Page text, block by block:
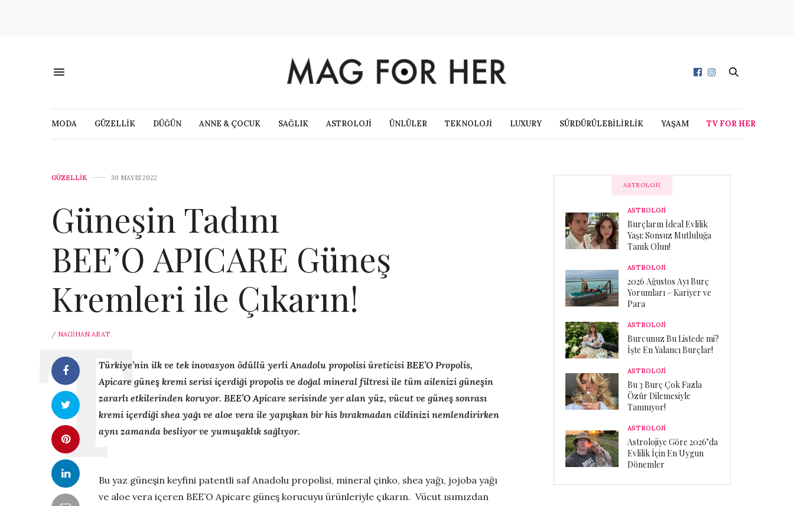
MODA GÜZELLİK DÜĞÜN ANNE & ÇOCUK SAĞLIK ASTROLOJİ ÜNLÜLER TEKNOLOJİ LUXURY SÜRDÜRÜLEBİLİRLİK YAŞAM TV FOR HER
GÜZELLİK 30 MAYIS 2022
Güneşin Tadını
BEE’O APICARE Güneş
Kremleri ile Çıkarın!
/ NAGIHAN ARAT
Türkiye’nin ilk ve tek inovasyon ödüllü yerli Anadolu propolisi üreticisi BEE’O Propolis,
Apicare güneş kremi serisi içerdiği propolis ve doğal mineral filtresi ile tüm ailenizi güneşin
zararlı etkilerinden koruyor. BEE’O Apicare serisinde yer alan yüz, vücut ve güneş sonrası
kremi içerdiği shea yağı ve aloe vera ile yapışkan bir his bırakmadan cildinizi nemlendirirken
aynı zamanda besliyor ve yumuşaklık sağlıyor.
Bu yaz güneşin keyfini patentli saf Anadolu propolisi, mineral çinko, shea yağı, jojoba yağı
ve aloe vera içeren BEE’O Apicare güneş korucuyu ürünleriyle çıkarın. Vücut ısımızdan
ASTROLOJI
ASTROLOJİ
Burçların İdeal Evlilik
Yaşı: Sonsuz Mutluluğa
Tanık Olun!
ASTROLOJİ
2026 Ağustos Ayı Burç
Yorumları – Kariyer ve
Para
ASTROLOJİ
Burcunuz Bu Listede mi?
İşte En Yalancı Burçlar!
ASTROLOJİ
Bu 3 Burç Çok Fazla
Özür Dilemesiyle
Tanınıyor!
ASTROLOJİ
Astrolojiye Göre 2026’da
Evlilik İçin En Uygun
Dönemler